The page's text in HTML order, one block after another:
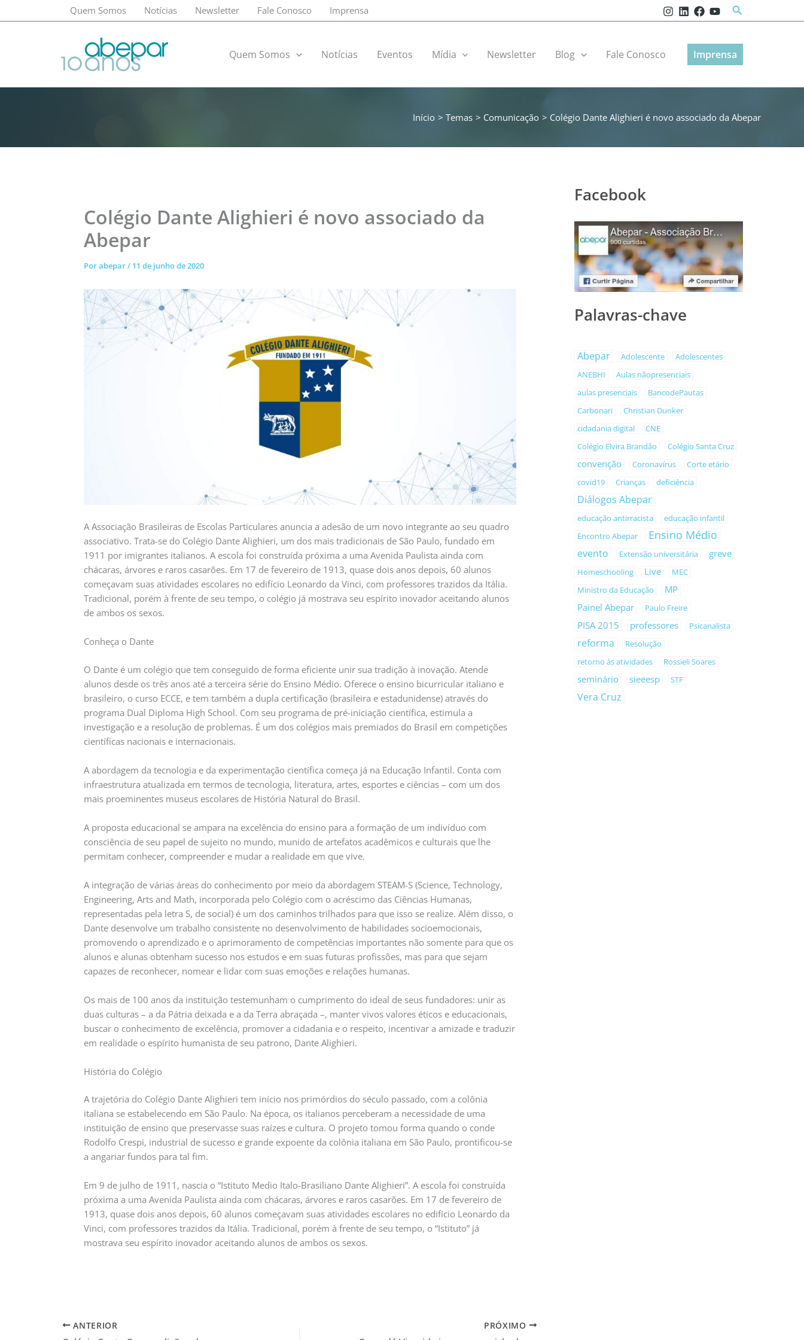
para
Quem Somos Notícias Newsletter Fale Conosco Imprensa Pesquisar
Quem Somos Notícias Eventos Mídia Newsletter Blog Fale Conosco Imprensa
Início Temas Comunicação Colégio Dante Alighieri é novo associado da Abepar
Colégio Dante Alighieri é novo associado da
Abepar
Porabepar/ 11 de junho de 2020
A Associação Brasileiras de Escolas Particulares anuncia a adesão de um novo integrante ao seu quadro
associativo. Trata-se do Colégio Dante Alighieri, um dos mais tradicionais de São Paulo, fundado em
1911 por imigrantes italianos. A escola foi construída próxima a uma Avenida Paulista ainda com
chácaras, árvores e raros casarões. Em 17 de fevereiro de 1913, quase dois anos depois, 60 alunos
começavam suas atividades escolares no edifício Leonardo da Vinci, com professores trazidos da Itália.
Tradicional, porém à frente de seu tempo, o colégio já mostrava seu espírito inovador aceitando alunos
de ambos os sexos.
Conheça o Dante
O Dante é um colégio que tem conseguido de forma eficiente unir sua tradição à inovação. Atende
alunos desde os três anos até a terceira série do Ensino Médio. Oferece o ensino bicurricular italiano e
brasileiro, o curso ECCE, e tem também a dupla certificação (brasileira e estadunidense) através do
programa Dual Diploma High School. Com seu programa de pré-iniciação científica, estimula a
investigação e a resolução de problemas. É um dos colégios mais premiados do Brasil em competições
científicas nacionais e internacionais.
A abordagem da tecnologia e da experimentação científica começa já na Educação Infantil. Conta com
infraestrutura atualizada em termos de tecnologia, literatura, artes, esportes e ciências – com um dos
mais proeminentes museus escolares de História Natural do Brasil.
A proposta educacional se ampara na excelência do ensino para a formação de um indivíduo com
consciência de seu papel de sujeito no mundo, munido de artefatos acadêmicos e culturais que lhe
permitam conhecer, compreender e mudar a realidade em que vive.
A integração de várias áreas do conhecimento por meio da abordagem STEAM-S (Science, Technology,
Engineering, Arts and Math, incorporada pelo Colégio com o acréscimo das Ciências Humanas,
representadas pela letra S, de social) é um dos caminhos trilhados para que isso se realize. Além disso, o
Dante desenvolve um trabalho consistente no desenvolvimento de habilidades socioemocionais,
promovendo o aprendizado e o aprimoramento de competências importantes não somente para que os
alunos e alunas obtenham sucesso nos estudos e em suas futuras profissões, mas para que sejam
capazes de reconhecer, nomear e lidar com suas emoções e relações humanas.
Os mais de 100 anos da instituição testemunham o cumprimento do ideal de seus fundadores: unir as
duas culturas – a da Pátria deixada e a da Terra abraçada –, manter vivos valores éticos e educacionais,
buscar o conhecimento de excelência, promover a cidadania e o respeito, incentivar a amizade e traduzir
em realidade o espírito humanista de seu patrono, Dante Alighieri.
História do Colégio
A trajetória do Colégio Dante Alighieri tem início nos primórdios do século passado, com a colônia
italiana se estabelecendo em São Paulo. Na época, os italianos perceberam a necessidade de uma
instituição de ensino que preservasse suas raízes e cultura. O projeto tomou forma quando o conde
Rodolfo Crespi, industrial de sucesso e grande expoente da colônia italiana em São Paulo, prontificou-se
a angariar fundos para tal fim.
Em 9 de julho de 1911, nascia o “Istituto Medio Italo-Brasiliano Dante Alighieri”. A escola foi construída
próxima a uma Avenida Paulista ainda com chácaras, árvores e raros casarões. Em 17 de fevereiro de
1913, quase dois anos depois, 60 alunos começavam suas atividades escolares no edifício Leonardo da
Vinci, com professores trazidos da Itália. Tradicional, porém à frente de seu tempo, o “Istituto” já
mostrava seu espírito inovador aceitando alunos de ambos os sexos.
ANTERIOR PRÓXIMO
Facebook
Palavras-chave
Abepar Adolescente
Adolescentes
ANEBHI
Aulas nãopresenciais
aulas presenciais
BancodePautas
Carbonari
Christian Dunker
cidadania digital
CNE
Colégio Elvira Brandão
Colégio Santa Cruz
convenção Coronavírus
Corte etário
covid19
Crianças deficiência
Diálogos Abepar
educação antirracista
educação infantil
Encontro Abepar
Ensino Médio
evento Extensão universitária greve
Homeschooling Live
MEC
Ministro da Educação
MP
Painel Abepar
Paulo Freire
PISA 2015 professores Psicanalista
reforma
Resolução
retorno às atividades
Rossieli Soares
seminário sieeesp STF
Vera Cruz